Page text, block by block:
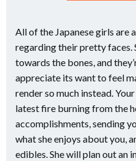
All of the Japanese girls are
regarding their pretty faces.
towards the bones, and
appreciate its want to feel
render so much instead.
latest fire burning from the
accomplishments, sending
what she enjoys about you,
edibles. She will plan out an